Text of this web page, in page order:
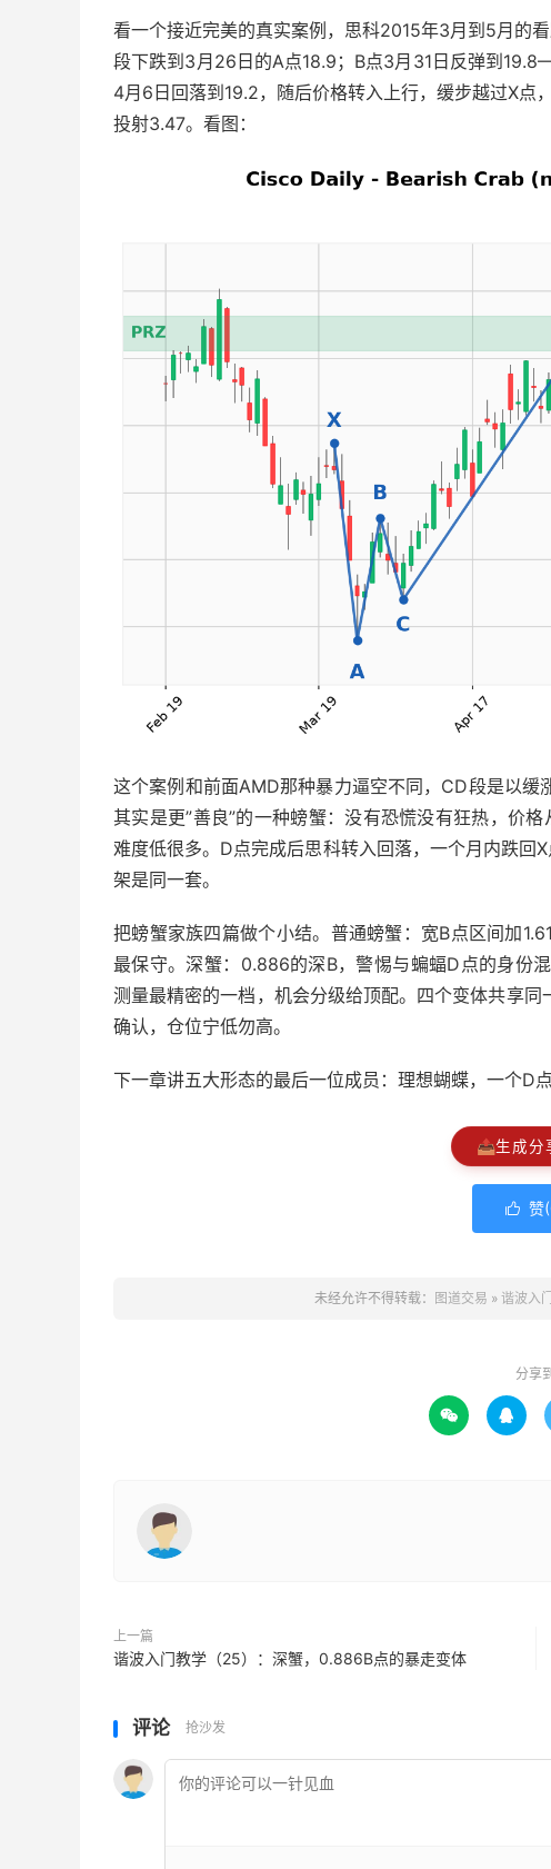
看一个接近完美的真实案例，思科2015年3月到5月的
段下跌到3月26日的A点18.9；B点3月31日反弹到
4月6日回落到19.2，随后价格转入上行，缓步越过X点
投射3.47。看图：
这个案例和前面AMD那种暴力逼空不同，CD段是以缓
其实是更”善良”的一种螃蟹：没有恐慌没有狂热，价
难度低很多。D点完成后思科转入回落，一个月内跌回
架是同一套。
把螃蟹家族四篇做个小结。普通螃蟹：宽B点区间加
最保守。深蟹：0.886的深B，警惕与蝙蝠D点的身份
测量最精密的一档，机会分级给顶配。四个变体共享
确认，仓位宁低勿高。
下一章讲五大形态的最后一位成员：理想蝴蝶，一个D
📤生成分
 赞(
未经允许不得转载： 图道交易 » 谐波入
分享到
 
上一篇
谐波入门教学（25）：深蟹，0.886B点的暴走变体
评论 抢沙发